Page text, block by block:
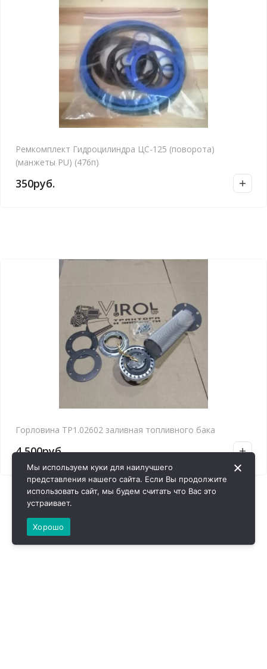
Ремкомплект Гидроцилиндра ЦС-125 (поворота)
(манжеты PU) (476п)
350руб.
Горловина ТР1.02602 заливная топливного бака
4,500руб.
Мы используем куки для наилучшего
представления нашего сайта. Если Вы продолжите
использовать сайт, мы будем считать что Вас это
устраивает.
Хорошо